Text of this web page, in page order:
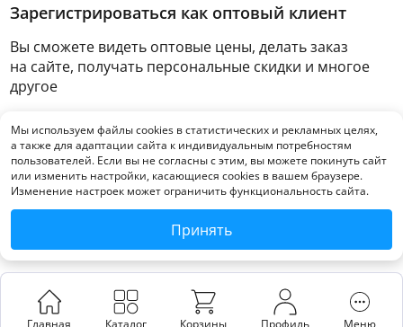
Зарегистрироваться как оптовый клиент
Вы сможете видеть оптовые цены, делать заказ
на сайте, получать персональные скидки и многое
другое
Зарегистрироваться
Главная Каталог Корзины Профиль Меню
Мы используем файлы cookies в статистических и рекламных целях,
а также для адаптации сайта к индивидуальным потребностям
пользователей. Если вы не согласны с этим, вы можете покинуть сайт
или изменить настройки, касающиеся cookies в вашем браузере.
Изменение настроек может ограничить функциональность сайта.
Принять